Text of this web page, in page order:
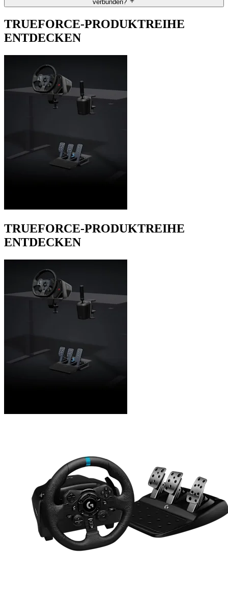
verbunden?
TRUEFORCE-PRODUKTREIHE
ENTDECKEN
TRUEFORCE-PRODUKTREIHE
ENTDECKEN